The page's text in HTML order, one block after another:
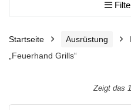
Startseite Ausrüstung
„Feuerhand Grills“
Zeigt das